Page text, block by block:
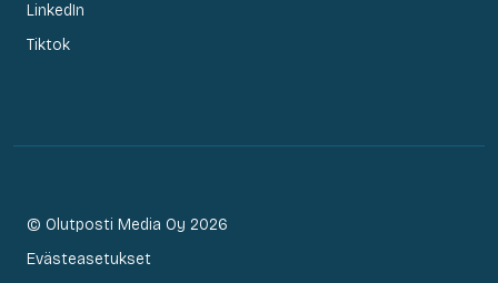
LinkedIn
Tiktok
© Olutposti Media Oy 2026
Evästeasetukset